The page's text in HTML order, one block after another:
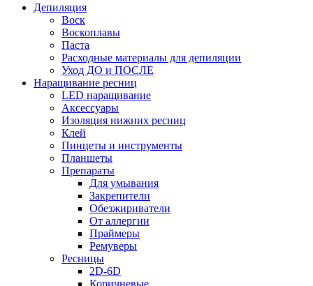
Депиляция
Воск
Воскоплавы
Паста
Расходные материалы для депиляции
Уход ДО и ПОСЛЕ
Наращивание ресниц
LED наращивание
Аксессуары
Изоляция нижних ресниц
Клей
Пинцеты и инструменты
Планшеты
Препараты
Для умывания
Закрепители
Обезжириватели
От аллергии
Праймеры
Ремуверы
Ресницы
2D-6D
Коричневые